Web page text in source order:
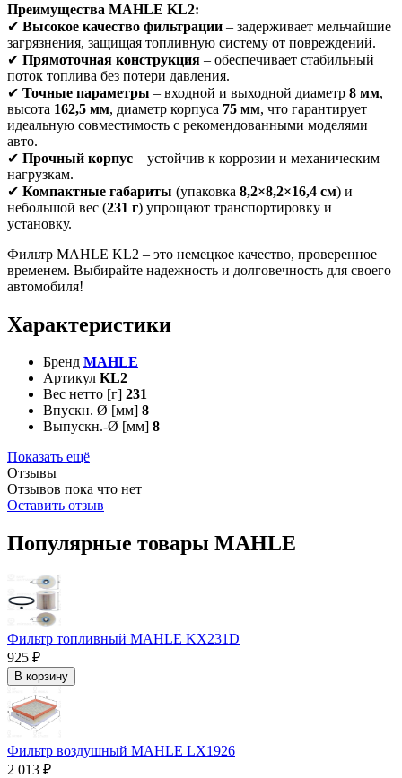
Преимущества MAHLE KL2:
✔ Высокое качество фильтрации – задерживает мельчайшие
загрязнения, защищая топливную систему от повреждений.
✔ Прямоточная конструкция – обеспечивает стабильный
поток топлива без потери давления.
✔ Точные параметры – входной и выходной диаметр 8 мм,
высота 162,5 мм, диаметр корпуса 75 мм, что гарантирует
идеальную совместимость с рекомендованными моделями
авто.
✔ Прочный корпус – устойчив к коррозии и механическим
нагрузкам.
✔ Компактные габариты (упаковка 8,2×8,2×16,4 см) и
небольшой вес (231 г) упрощают транспортировку и
установку.
Фильтр MAHLE KL2 – это немецкое качество, проверенное
временем. Выбирайте надежность и долговечность для своего
автомобиля!
Характеристики
Бренд MAHLE
Артикул KL2
Вес нетто [г] 231
Впускн. Ø [мм] 8
Выпускн.-Ø [мм] 8
Показать ещё
Отзывы
Отзывов пока что нет
Оставить отзыв
Популярные товары MAHLE
Фильтр топливный MAHLE KX231D
925 ₽
В корзину
Фильтр воздушный MAHLE LX1926
2 013 ₽